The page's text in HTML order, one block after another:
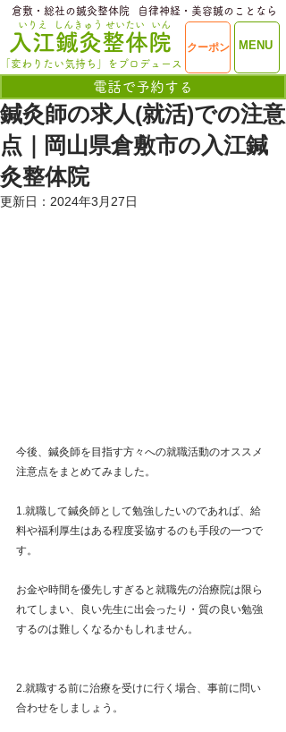
ME
​入江鍼灸整体院
いりえ
MENU
クーポン
電話で予約する
せいたい
しんきゅう いん
「変わりたい気持ち」をプロデュース
​倉敷・総社の鍼灸整体院 ​自律神経・美容鍼のことなら
鍼灸師の求人(就活)での注意
点｜岡山県倉敷市の入江鍼
灸整体院
更新日： 2024年3月27日
今後、鍼灸師を目指す方々への就職活動のオススメ
注意点をまとめてみました。
1.就職して鍼灸師として勉強したいのであれば、給
料や福利厚生はある程度妥協するのも手段の一つで
す。
お金や時間を優先しすぎると就職先の治療院は限ら
れてしまい、良い先生に出会ったり・質の良い勉強
するのは難しくなるかもしれません。
2.就職する前に治療を受けに行く場合、事前に問い
合わせをしましょう。